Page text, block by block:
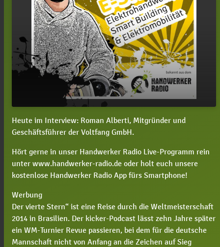
play_arrow #47 Roman Alberti: Welche Innovation steckt
hinter Voltfang?
Heute im Interview: Roman Alberti, Mitgründer und
Geschäftsführer der Voltfang GmbH.
Hört gerne in unser Handwerker Radio Live-Programm rein
unter www.handwerker-radio.de oder holt euch unsere
kostenlose Handwerker Radio App fürs Smartphone!
Werbung
Der vierte Stern“ ist eine Reise durch die Weltmeisterschaft
2014 in Brasilien. Der kicker-Podcast lässt zehn Jahre später
ein WM-Turnier Revue passieren, bei dem für die deutsche
Mannschaft nicht von Anfang an die Zeichen auf Sieg